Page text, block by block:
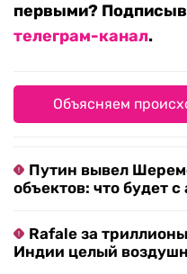
первыми?
телеграм-канал.
Объясняем
Путин вывел
объектов: что будет
Rafale за
Индии целый